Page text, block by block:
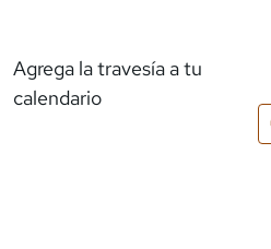
Agrega la travesía a tu
calendario